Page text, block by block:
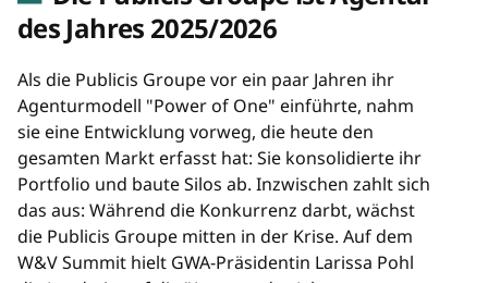
des Jahres 2025/2026
Als die Publicis Groupe vor ein paar Jahren ihr
Agenturmodell "Power of One" einführte, nahm
sie eine Entwicklung vorweg, die heute den
gesamten Markt erfasst hat: Sie konsolidierte ihr
Portfolio und baute Silos ab. Inzwischen zahlt sich
das aus: Während die Konkurrenz darbt, wächst
die Publicis Groupe mitten in der Krise. Auf dem
W&V Summit hielt GWA-Präsidentin Larissa Pohl